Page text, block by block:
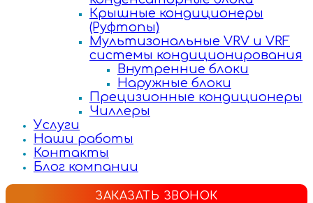
Крышные кондиционеры
(Руфтопы)
Мультизональные VRV и VRF
системы кондиционирования
Внутренние блоки
Наружные блоки
Прецизионные кондиционеры
Чиллеры
Услуги
Наши работы
Контакты
Блог компании
ЗАКАЗАТЬ ЗВОНОК